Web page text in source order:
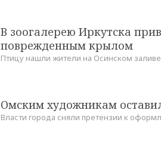
В зоогалерею Иркутска
поврежденным крылом
Птицу нашли жители на Осинском
Омским художникам
Власти города сняли претензии к